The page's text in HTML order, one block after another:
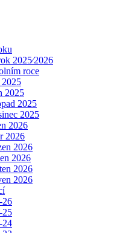
2025⁄2026
roce
2025
2025
2025
2025
2026
2026
2026
2026
2026
2026
26
25
24